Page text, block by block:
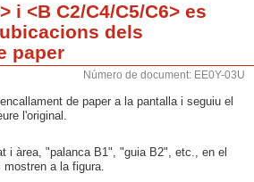
i <B C2/C4/C5/C6> es
dels
paper
Número de document: EE0Y-03U
de paper a la pantalla i seguiu el
l'original.
i àrea, "palanca B1", "guia B2", etc., en el
a la figura.